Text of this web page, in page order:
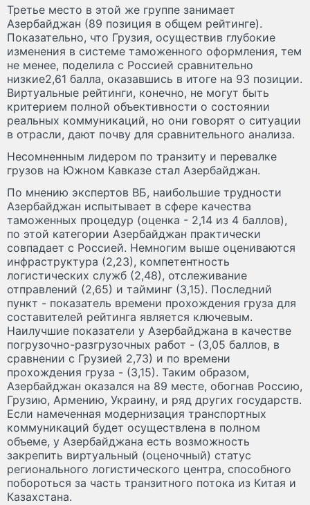
Третье место в этой же группе занимает
Азербайджан (89 позиция в общем рейтинге).
Показательно, что Грузия, осуществив глубокие
изменения в системе таможенного оформления, тем
не менее, поделила с Россией сравнительно
низкие2,61 балла, оказавшись в итоге на 93 позиции.
Виртуальные рейтинги, конечно, не могут быть
критерием полной объективности о состоянии
реальных коммуникаций, но они говорят о ситуации
в отрасли, дают почву для сравнительного анализа.
Несомненным лидером по транзиту и перевалке
грузов на Южном Кавказе стал Азербайджан.
По мнению экспертов ВБ, наибольшие трудности
Азербайджан испытывает в сфере качества
таможенных процедур (оценка - 2,14 из 4 баллов),
по этой категории Азербайджан практически
совпадает с Россией. Немногим выше оцениваются
инфраструктура (2,23), компетентность
логистических служб (2,48), отслеживание
отправлений (2,65) и тайминг (3,15). Последний
пункт - показатель времени прохождения груза для
составителей рейтинга является ключевым.
Наилучшие показатели у Азербайджана в качестве
погрузочно-разгрузочных работ - (3,05 баллов, в
сравнении с Грузией 2,73) и по времени
прохождения груза - (3,15). Таким образом,
Азербайджан оказался на 89 месте, обогнав Россию,
Грузию, Армению, Украину, и ряд других государств.
Если намеченная модернизация транспортных
коммуникаций будет осуществлена в полном
объеме, у Азербайджана есть возможность
закрепить виртуальный (оценочный) статус
регионального логистического центра, способного
побороться за часть транзитного потока из Китая и
Казахстана.